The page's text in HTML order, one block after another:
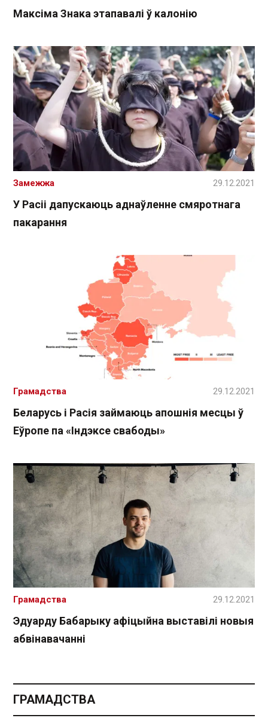
Максіма Знака этапавалі ў калонію
У Расіі дапускаюць аднаўленне смяротнага
пакарання
Замежжа 29.12.2021
Беларусь і Расія займаюць апошнія месцы ў
Еўропе па «Індэксе свабоды»
Грамадства 29.12.2021
Эдуарду Бабарыку афіцыйна выставілі новыя
абвінавачанні
Грамадства 29.12.2021
ГРАМАДСТВА